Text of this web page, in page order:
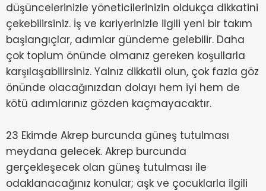
düşüncelerinizle yöneticilerinizin oldukça dikkatini
çekebilirsiniz. İş ve kariyerinizle ilgili yeni bir takım
başlangıçlar, adımlar gündeme gelebilir. Daha
çok toplum önünde olmanız gereken koşullarla
karşılaşabilirsiniz. Yalnız dikkatli olun, çok fazla göz
önünde olacağınızdan dolayı hem iyi hem de
kötü adımlarınız gözden kaçmayacaktır.
23 Ekimde Akrep burcunda güneş tutulması
meydana gelecek. Akrep burcunda
gerçekleşecek olan güneş tutulması ile
odaklanacağınız konular; aşk ve çocuklarla ilgili